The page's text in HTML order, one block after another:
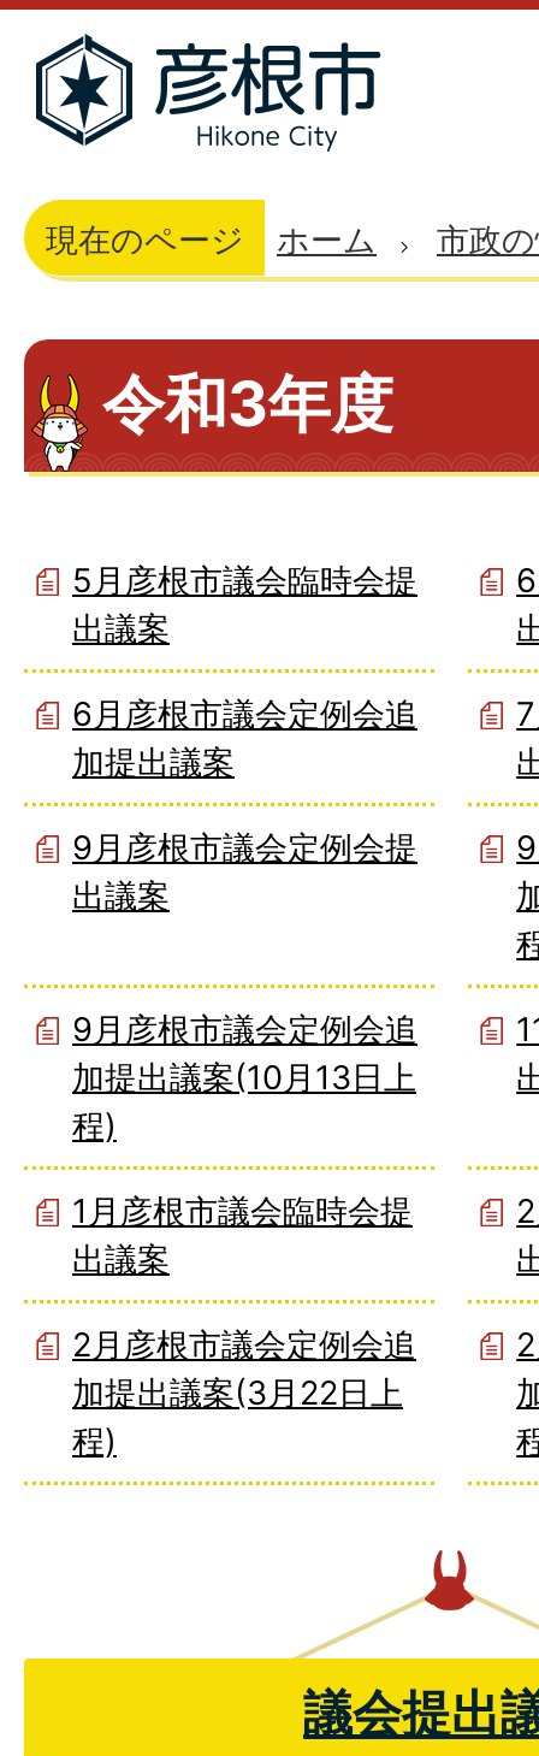
現在のページ ホーム 市政
令和3年度
5月彦根市議会臨時会提
出議案
6月彦根市議会定例会追
加提出議案
9月彦根市議会定例会提
出議案
9月彦根市議会定例会追
加提出議案(10月13日上
程)
1月彦根市議会臨時会提
出議案
2月彦根市議会定例会追
加提出議案(3月22日上
程)
議会提出